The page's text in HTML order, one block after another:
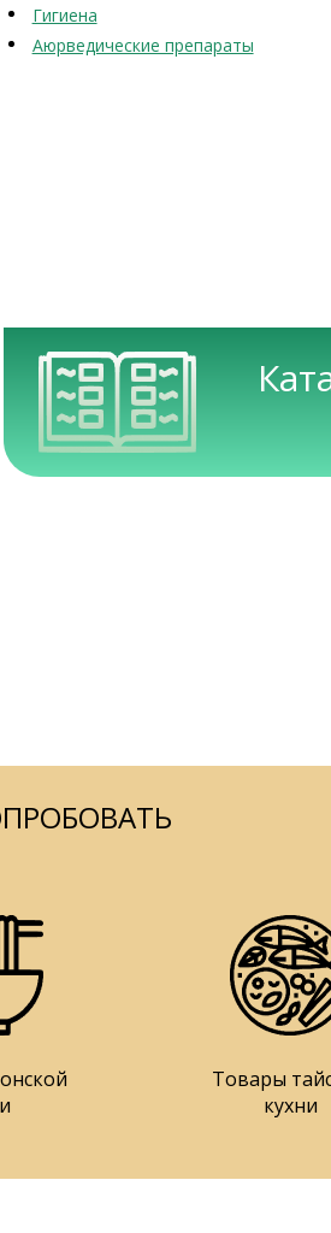
Гигиена
Аюрведические препараты
Товары
кухни